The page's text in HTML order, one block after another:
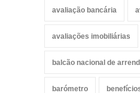
avaliação bancária
avaliações imobiliárias
balcão nacional de
barómetro